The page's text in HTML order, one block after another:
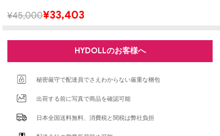
¥45,000¥33,403
HYDOLLのお客様へ
秘密厳守で配達員でさえわからない厳重な梱包
出荷する前に写真で商品を確認可能
日本全国送料無料、消費税と関税は弊社負担